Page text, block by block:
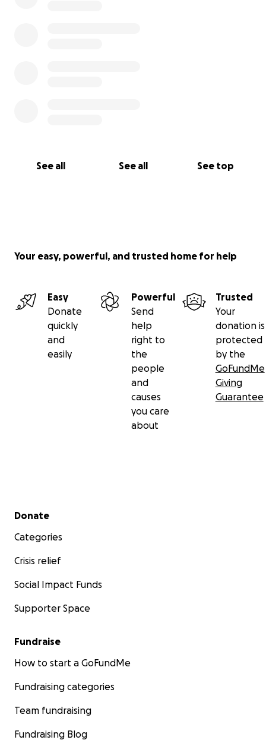
See all See all See top
Your easy, powerful, and trusted home for help
Easy
Donate
quickly
and
easily
Powerful
Send
help
right to
the
people
and
causes
you care
about
Trusted
Your
donation is
protected
by the
GoFundMe
Giving
Guarantee
Secondary menu
Donate
Categories
Crisis relief
Social Impact Funds
Supporter Space
Fundraise
How to start a GoFundMe
Fundraising categories
Team fundraising
Fundraising Blog